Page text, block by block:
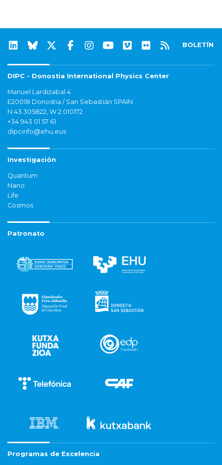
BOLETÍN
DIPC - Donostia International Physics Center
Manuel Lardizabal 4
E20018 Donostia / San Sebastián SPAIN
N 43.305822, W 2.010172
+34 943 01 57 61
dipcinfo@ehu.eus
Investigación
Quantum
Nano
Life
Cosmos
Patronato
Programas de Excelencia